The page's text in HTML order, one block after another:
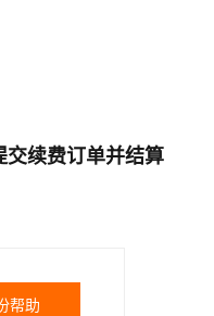
交续费订单并结算
帮助